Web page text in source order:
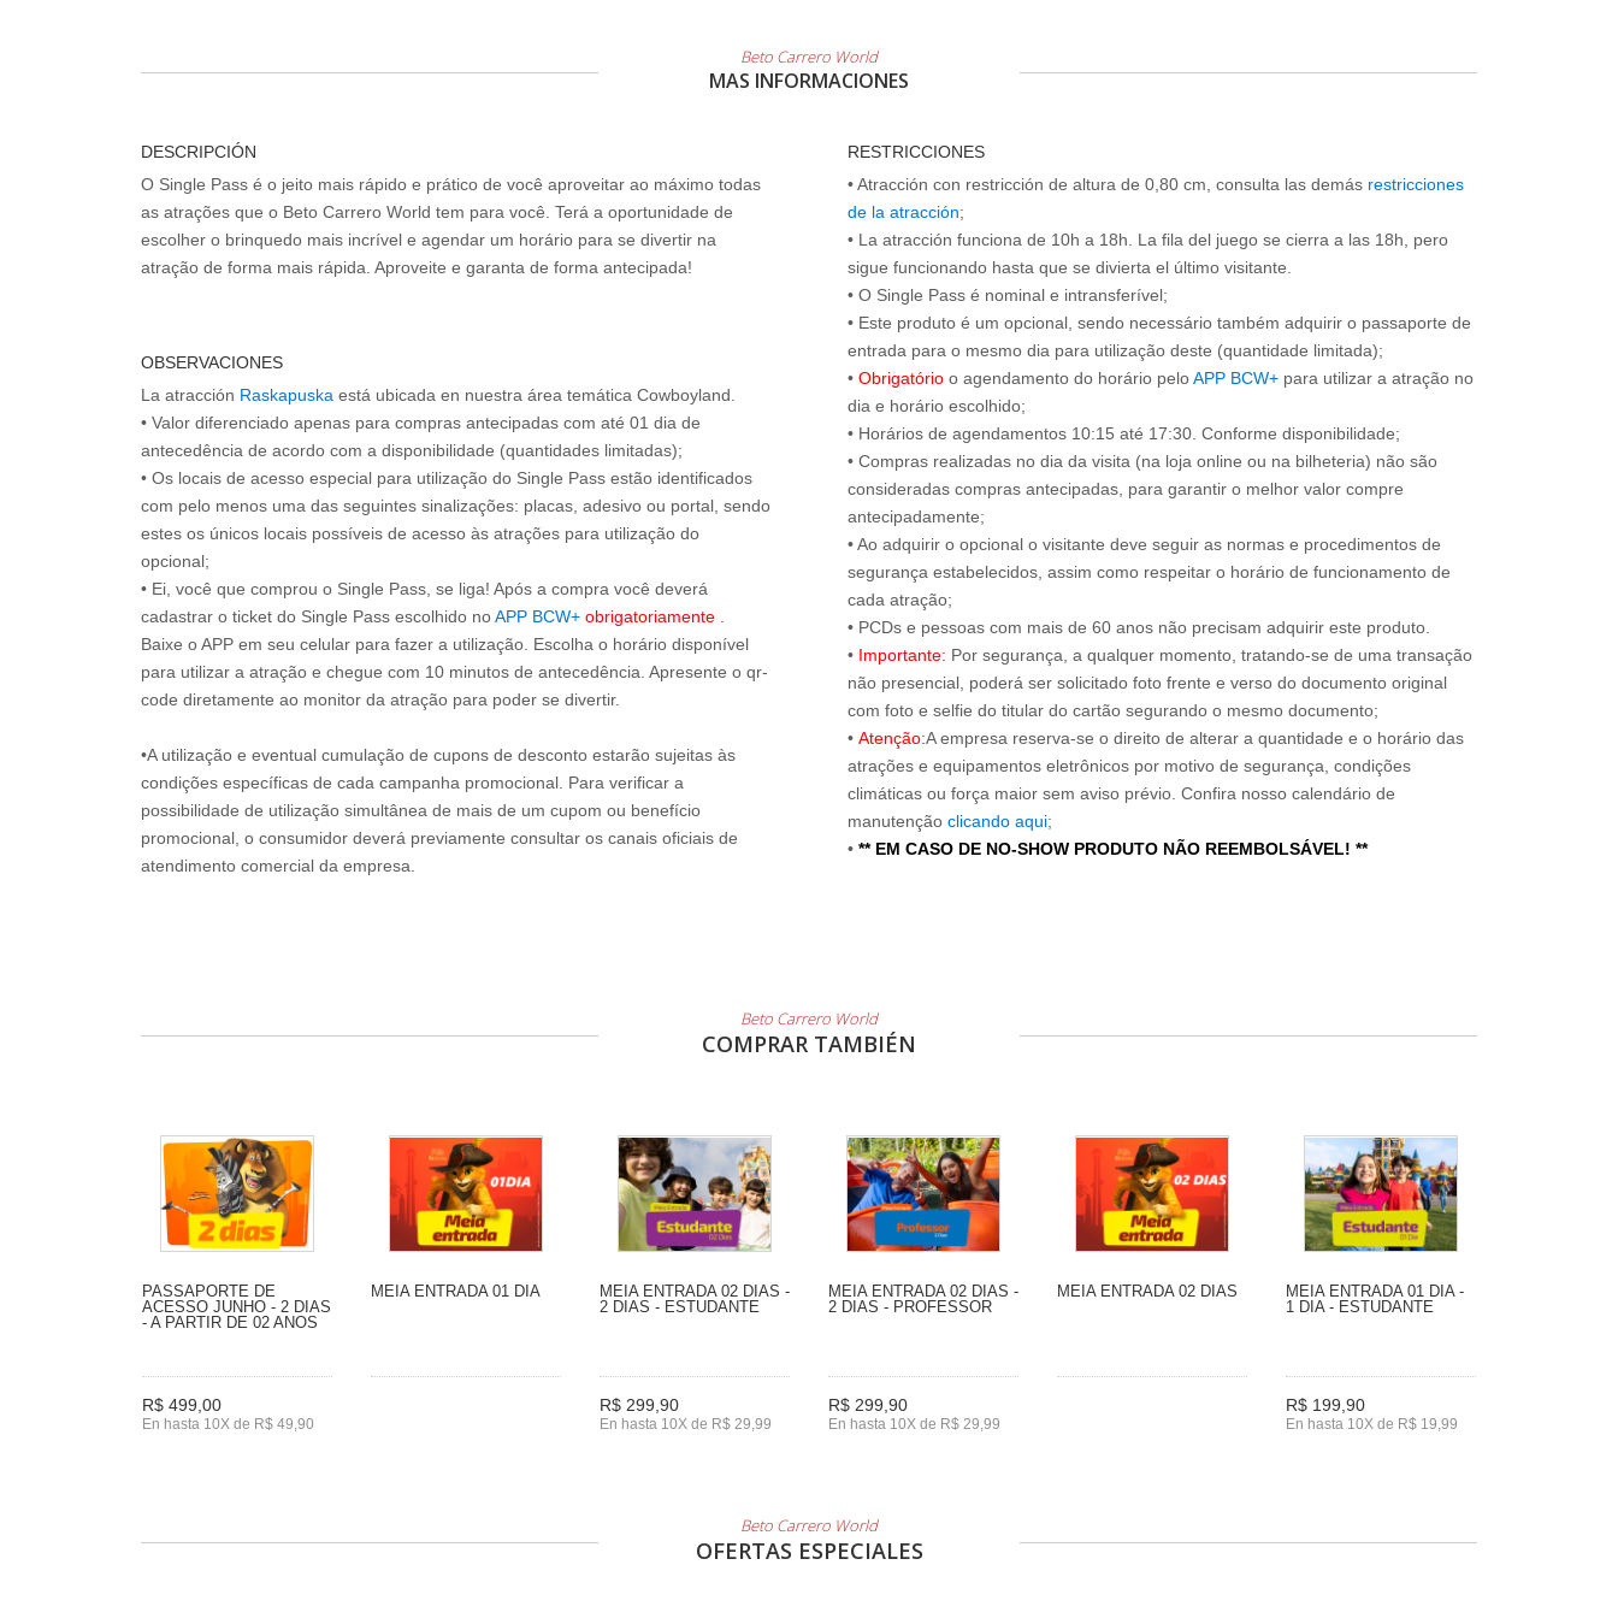
Beto Carrero World
MAS INFORMACIONES
DESCRIPCIÓN
O Single Pass é o jeito mais rápido e prático de você aproveitar ao máximo todas
as atrações que o Beto Carrero World tem para você. Terá a oportunidade de
escolher o brinquedo mais incrível e agendar um horário para se divertir na
atração de forma mais rápida. Aproveite e garanta de forma antecipada!
OBSERVACIONES
La atracción Raskapuska está ubicada en nuestra área temática Cowboyland.
• Valor diferenciado apenas para compras antecipadas com até 01 dia de
antecedência de acordo com a disponibilidade (quantidades limitadas);
• Os locais de acesso especial para utilização do Single Pass estão identificados
com pelo menos uma das seguintes sinalizações: placas, adesivo ou portal, sendo
estes os únicos locais possíveis de acesso às atrações para utilização do
opcional;
• Ei, você que comprou o Single Pass, se liga! Após a compra você deverá
cadastrar o ticket do Single Pass escolhido noAPP BCW+ obrigatoriamente
Baixe o APP em seu celular para fazer a utilização. Escolha o horário disponível
para utilizar a atração e chegue com 10 minutos de antecedência. Apresente o qr-
code diretamente ao monitor da atração para poder se divertir.
•A utilização e eventual cumulação de cupons de desconto estarão sujeitas às
condições específicas de cada campanha promocional. Para verificar a
possibilidade de utilização simultânea de mais de um cupom ou benefício
promocional, o consumidor deverá previamente consultar os canais oficiais de
atendimento comercial da empresa.
RESTRICCIONES
• Atracción con restricción de altura de 0,80 cm, consulta las demás restricciones
de la atracción;
• La atracción funciona de 10h a 18h. La fila del juego se cierra a las 18h, pero
sigue funcionando hasta que se divierta el último visitante.
• O Single Pass é nominal e intransferível;
• Este produto é um opcional, sendo necessário também adquirir o passaporte de
entrada para o mesmo dia para utilização deste (quantidade limitada);
• Obrigatório o agendamento do horário peloAPP BCW+ para utilizar a atração no
dia e horário escolhido;
• Horários de agendamentos 10:15 até 17:30. Conforme disponibilidade;
• Compras realizadas no dia da visita (na loja online ou na bilheteria) não são
consideradas compras antecipadas, para garantir o melhor valor compre
antecipadamente;
• Ao adquirir o opcional o visitante deve seguir as normas e procedimentos de
segurança estabelecidos, assim como respeitar o horário de funcionamento de
cada atração;
• PCDs e pessoas com mais de 60 anos não precisam adquirir este produto.
• Importante: Por segurança, a qualquer momento, tratando-se de uma transação
não presencial, poderá ser solicitado foto frente e verso do documento original
com foto e selfie do titular do cartão segurando o mesmo documento;
• Atenção:A empresa reserva-se o direito de alterar a quantidade e o horário das
atrações e equipamentos eletrônicos por motivo de segurança, condições
climáticas ou força maior sem aviso prévio. Confira nosso calendário de
manutenção clicando aqui;
• ** EM CASO DE NO-SHOW PRODUTO NÃO REEMBOLSÁVEL! **
Beto Carrero World
COMPRAR TAMBIÉN
PASSAPORTE DE
ACESSO JUNHO - 2 DIAS
- A PARTIR DE 02 ANOS
R$ 499,00
En hasta 10X de R$ 49,90
MEIA ENTRADA 01 DIA
MEIA ENTRADA 02 DIAS -
2 DIAS - ESTUDANTE
R$ 299,90
En hasta 10X de R$ 29,99
MEIA ENTRADA 02 DIAS -
2 DIAS - PROFESSOR
R$ 299,90
En hasta 10X de R$ 29,99
MEIA ENTRADA 02 DIAS
MEIA ENTRADA 01 DIA -
1 DIA - ESTUDANTE
R$ 199,90
En hasta 10X de R$ 19,99
Beto Carrero World
OFERTAS ESPECIALES